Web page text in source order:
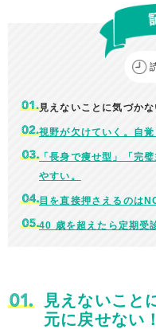
見えないことに気づか
視野が欠けていく。自
「長身で痩せ型」「完
やすい。
目を直接押さえるのは
40 歳を超えたら定期受
見えないこと
元に戻せない！